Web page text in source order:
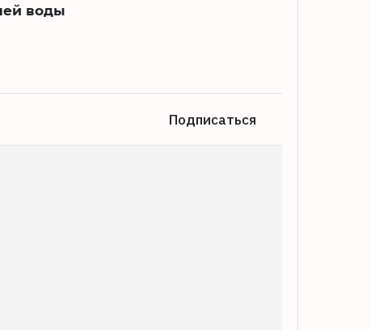
воды
Подписаться